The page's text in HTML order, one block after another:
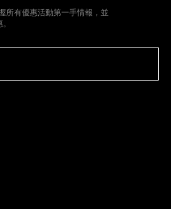
所有優惠活動第一手情報，並